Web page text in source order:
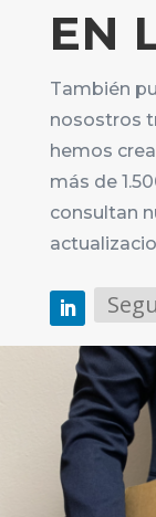
EN
También
nosostros
hemos
más de
consultan